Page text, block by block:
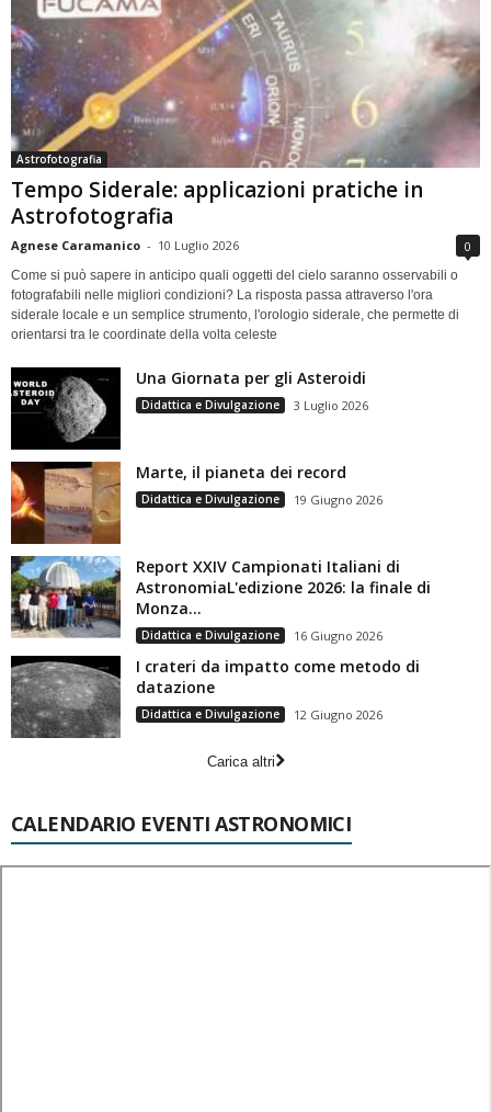
Astrofotografia
Tempo Siderale: applicazioni pratiche in
Astrofotografia
Agnese Caramanico - 10 Luglio 2026 0
Come si può sapere in anticipo quali oggetti del cielo saranno osservabili o
fotografabili nelle migliori condizioni? La risposta passa attraverso l'ora
siderale locale e un semplice strumento, l'orologio siderale, che permette di
orientarsi tra le coordinate della volta celeste
Una Giornata per gli Asteroidi
Didattica e Divulgazione 3 Luglio 2026
Marte, il pianeta dei record
Didattica e Divulgazione 19 Giugno 2026
Report XXIV Campionati Italiani di
AstronomiaL'edizione 2026: la finale di
Monza...
Didattica e Divulgazione 16 Giugno 2026
I crateri da impatto come metodo di
datazione
Didattica e Divulgazione 12 Giugno 2026
Carica altri
CALENDARIO EVENTI ASTRONOMICI